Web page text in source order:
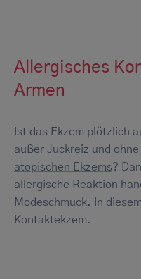
Allergisches
Armen
Ist das Ekzem plötzlich
außer Juckreiz und
atopischen Ekzems?
allergische Reaktion
Modeschmuck. In
Kontaktekzem.